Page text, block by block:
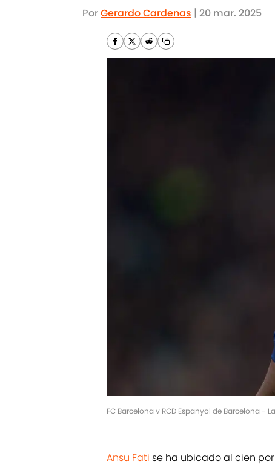
PorGerardo Cardenas | 20 mar. 2025
FC Barcelona v RCD Espanyol de Barcelona -
Ansu Fati se ha ubicado al cien